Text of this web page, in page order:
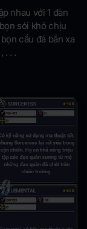
nhau với 1 đàn
sói khó chịu
cẩu đá bắn xa
. . .